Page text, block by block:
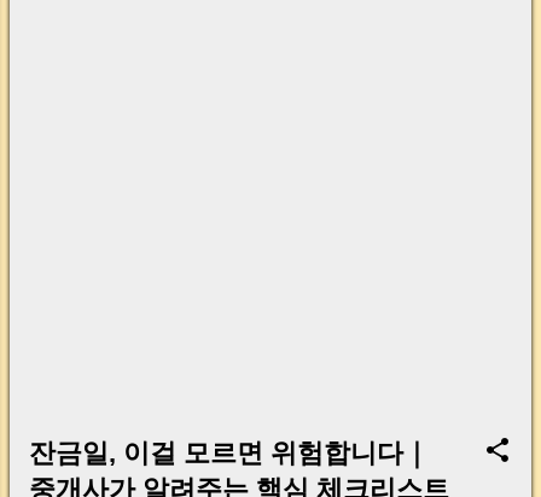
잔금일, 이걸 모르면 위험합니다｜
중개사가 알려주는 핵심 체크리스트